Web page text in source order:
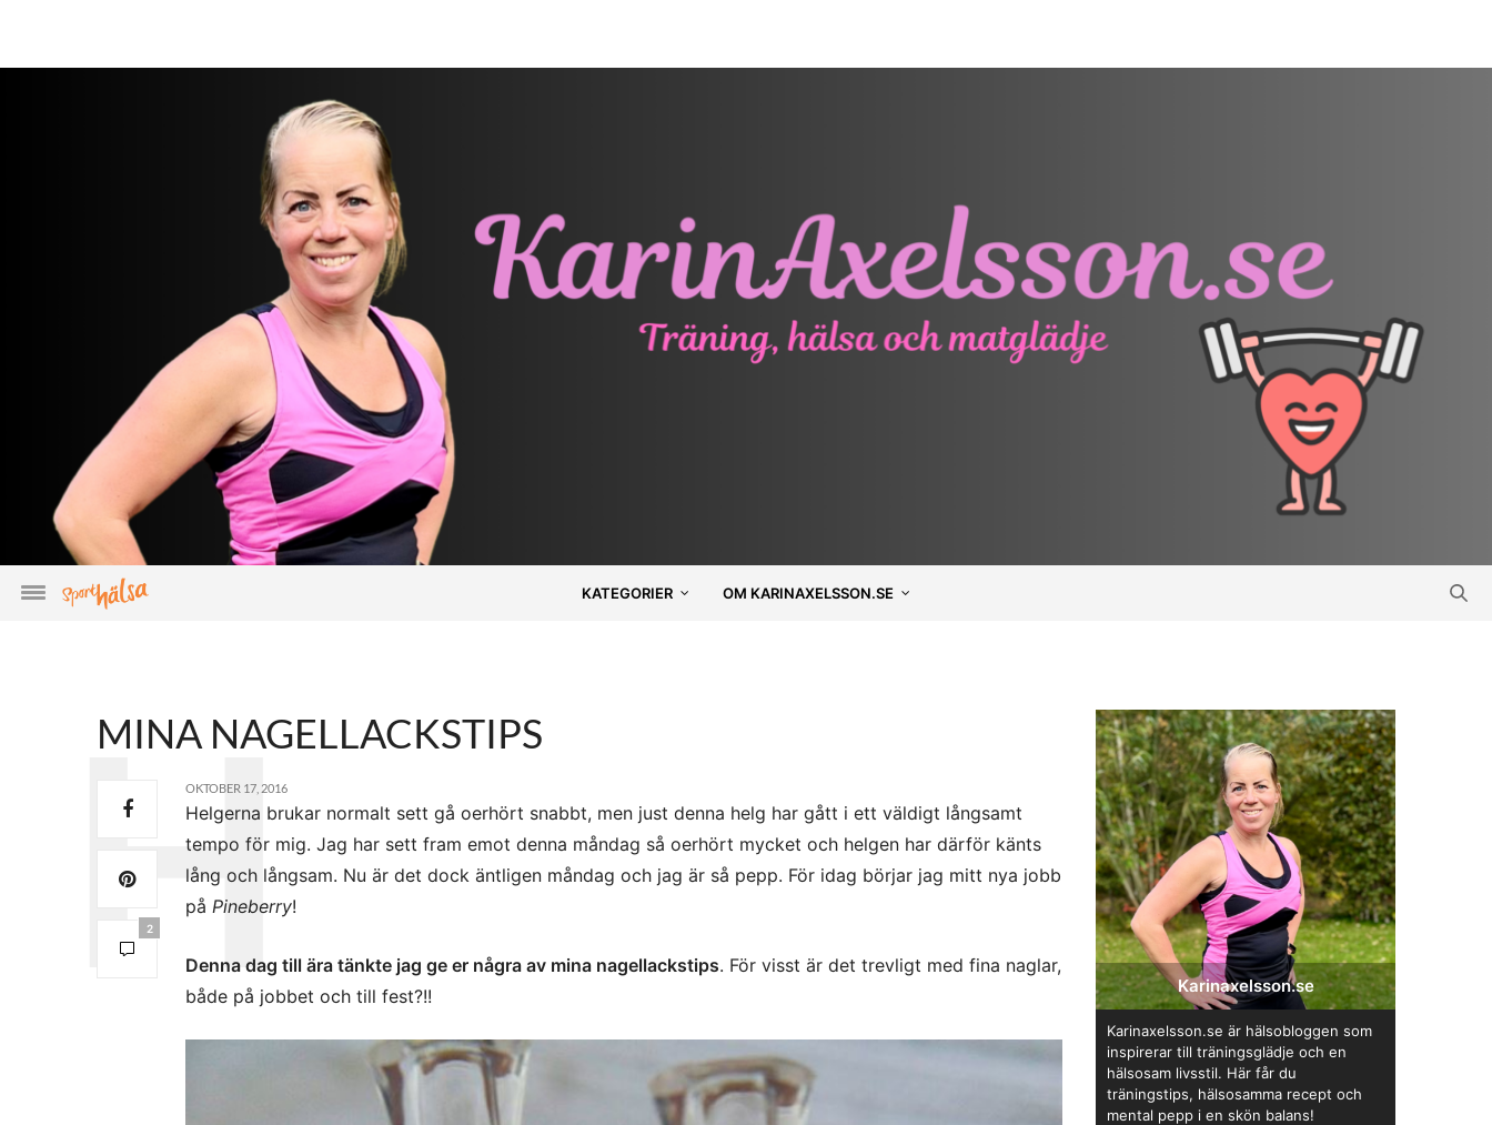
KATEGORIER OM KARINAXELSSON.SE
MINA NAGELLACKSTIPS
2
OKTOBER 17, 2016
Helgerna brukar normalt sett gå oerhört snabbt, men just denna helg har gått i ett väldigt långsamt
tempo för mig. Jag har sett fram emot denna måndag så oerhört mycket och helgen har därför känts
lång och långsam. Nu är det dock äntligen måndag och jag är så pepp. För idag börjar jag mitt nya jobb
på Pineberry!
Denna dag till ära tänkte jag ge er några av mina nagellackstips. För visst är det trevligt med fina naglar,
både på jobbet och till fest?!!
Karinaxelsson.se
Karinaxelsson.se är hälsobloggen som
inspirerar till träningsglädje och en
hälsosam livsstil. Här får du
träningstips, hälsosamma recept och
mental pepp i en skön balans!